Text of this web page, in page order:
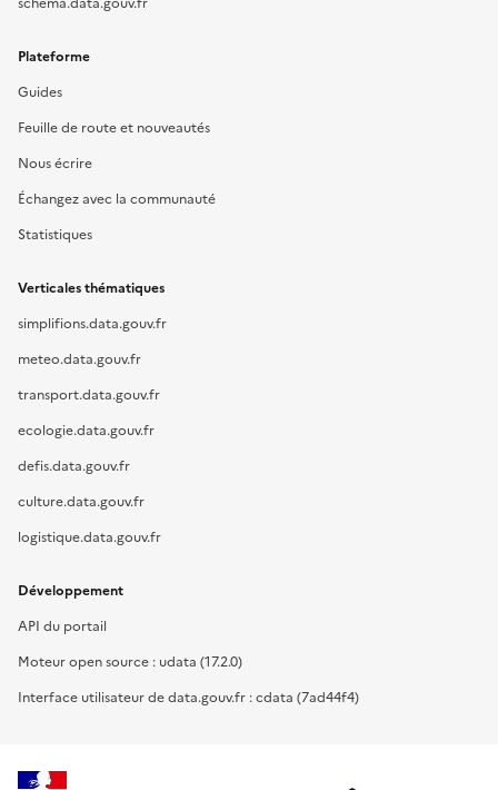
Plateforme
Guides
Feuille de route et nouveautés
Nous écrire
Échangez avec la communauté
Statistiques
Verticales thématiques
simplifions.data.gouv.fr
meteo.data.gouv.fr
transport.data.gouv.fr
ecologie.data.gouv.fr
defis.data.gouv.fr
culture.data.gouv.fr
logistique.data.gouv.fr
Développement
API du portail
Moteur open source : udata (17.2.0)
Interface utilisateur de data.gouv.fr : cdata (7ad44f4)